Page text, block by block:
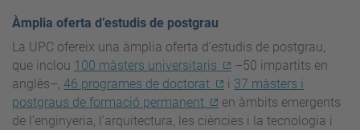
Àmplia oferta d’estudis de postgrau
La UPC ofereix una àmplia oferta d’estudis de postgrau,
que inclou 100 màsters universitaris
–50 impartits en
anglès–, 46 programes de doctorat i 37 màsters i
postgraus de formació permanent
en àmbits emergents
de l’enginyeria, l’arquitectura, les ciències i la tecnologia i